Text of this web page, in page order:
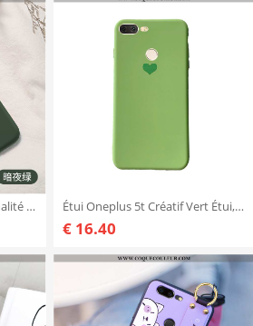
Coque Oneplus 5t Personnalité Tendance Silicone, Housse Oneplus 5t Créatif Petite Marguerite Verte Étui Oneplus 5t Créatif Vert Étui, Coque Oneplus 5t Téléphone Portable Verte
€ 16.40